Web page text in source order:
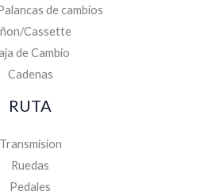
de cambios
Cassette
de Cambio
Cadenas
RUTA
Transmision
Ruedas
Pedales